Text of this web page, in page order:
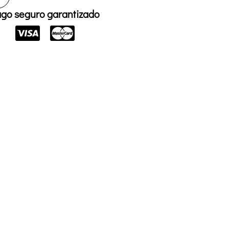
seguro garantizado